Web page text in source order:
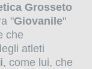
Grosseto
"Giovanile"
che
atleti
, come lui, che